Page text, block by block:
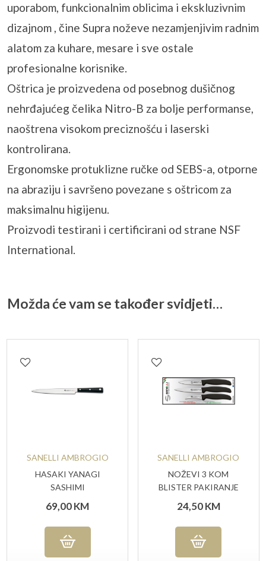
uporabom, funkcionalnim oblicima i ekskluzivnim
dizajnom , čine Supra noževe nezamjenjivim radnim
alatom za kuhare, mesare i sve ostale
profesionalne korisnike.
Oštrica je proizvedena od posebnog dušičnog
nehrđajućeg čelika Nitro-B za bolje performanse,
naoštrena visokom preciznošću i laserski
kontrolirana.
Ergonomske protuklizne ručke od SEBS-a, otporne
na abraziju i savršeno povezane s oštricom za
maksimalnu higijenu.
Proizvodi testirani i certificirani od strane NSF
International.
Možda će vam se također svidjeti…
SANELLI AMBROGIO
HASAKI YANAGI
SASHIMI
69,00KM
SANELLI AMBROGIO
NOŽEVI 3 KOM
BLISTER PAKIRANJE
24,50KM